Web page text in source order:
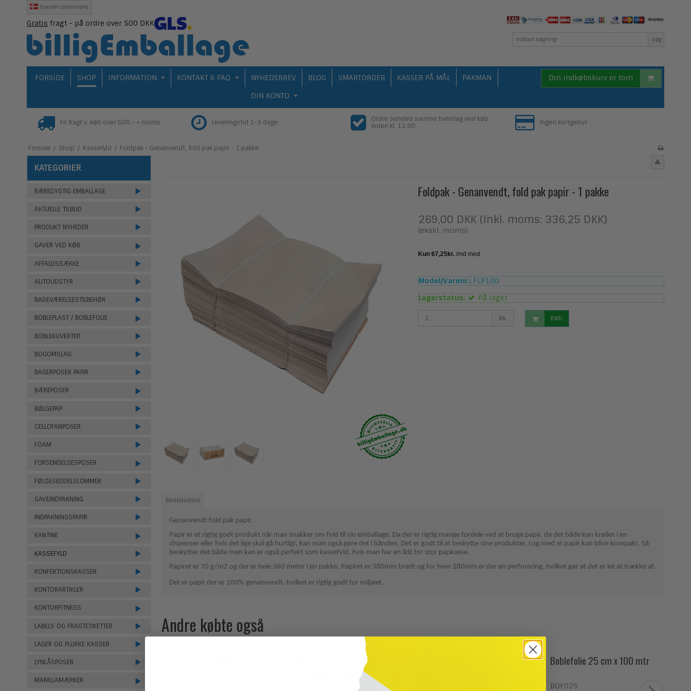
Danish (Denmark)
Gratis fragt - på ordre over 500 DKK
Søg
FORSIDE SHOP INFORMATION KONTAKT & FAQ NYHEDSBREV BLOG SMARTORDER KASSER PÅ MÅL
PAKMAN
DIN KONTO
Din indkøbskurv er tom
Fri fragt v. køb over 500,- + moms Leveringstid 1-3 dage
Ordre sendes samme hverdag ved køb
inden kl. 12.00
Ingen kortgebyr
Forside / Shop / Kassefyld / Foldpak - Genanvendt, fold pak papir - 1 pakke
KATEGORIER
BÆREDYGTIG EMBALLAGE
AKTUELLE TILBUD
PRODUKT NYHEDER
GAVER VED KØB
AFFALDSSÆKKE
AUTOUDSTYR
BADEVÆRELSESTILBEHØR
BOBLEPLAST / BOBLEFOLIE
BOBLEKUVERTER
BOGOMSLAG
BAGERPOSER PAPIR
BÆREPOSER
BØLGEPAP
CELLOFANPOSER
FOAM
FORSENDELSESPOSER
FØLGESEDDELSLOMMER
GAVEINDPAKNING
INDPAKNINGSPAPIR
KANTINE
KASSEFYLD
KONFEKTIONSKASSER
KONTORARTIKLER
KONTORFITNESS
LABELS OG FRAGTETIKETTER
LAGER OG PLUKKE KASSER
LYNLÅSPOSER
MANILLAMÆRKER
Foldpak - Genanvendt, fold pak papir - 1 pakke
269,00 DKK (Inkl. moms: 336,25 DKK)
(ekskl. moms)
Model/Varenr.: FLP100
Lagerstatus:
På lager
ks. Køb
Beskrivelse
Genanvendt fold pak papir.
Papir er et rigtig godt produkt når man snakker om fyld til sin emballage. Da der er rigtig mange fordele ved at bruge papir, da det både kan krølles i en
dispenser eller hvis det lige skal gå hurtigt, kan man også gøre det i hånden. Det er godt til at beskytte sine produkter, i og med at papir kan blive kompakt. Så
beskytter det både men kan er også perfekt som kassefyld, hvis man har en lidt for stor papkasse.
Papiret er 70 g/m2 og der er hele 360 meter i en pakke. Papiret er 380mm bredt og for hver 280mm er der en perforering, hvilket gør at det er let at trække af.
Det er papir der er 100% genanvendt, hvilket er rigtig godt for miljøet.
Andre købte også
Pakketape, klar, PP acrylic,
Boblefolie 25 cm x 100 mtr
BOF025